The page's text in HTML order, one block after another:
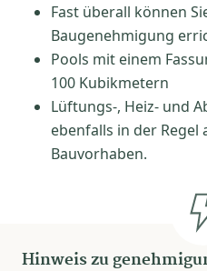
Fast überall können
Baugenehmigung
Pools mit einem
100 Kubikmetern
Lüftungs-, Heiz- und
ebenfalls in der
Bauvorhaben.
Hinweis zu